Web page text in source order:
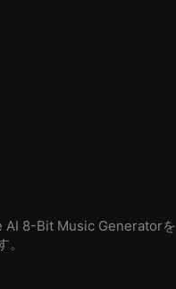
AI 8-Bit Music Generatorを